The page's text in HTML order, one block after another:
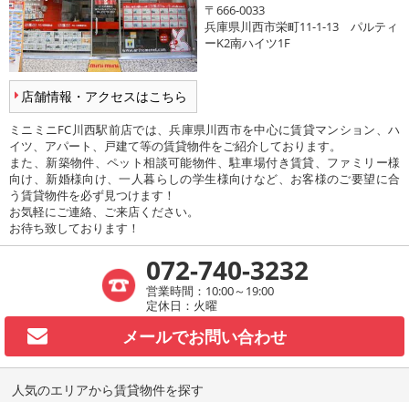
店舗情報・アクセスはこちら
〒666-0033
兵庫県川西市栄町11-1-13 パルティ
ーK2南ハイツ1F
ミニミニFC川西駅前店では、兵庫県川西市を中心に賃貸マンション、ハ
イツ、アパート、戸建て等の賃貸物件をご紹介しております。
また、新築物件、ペット相談可能物件、駐車場付き賃貸、ファミリー様
向け、新婚様向け、一人暮らしの学生様向けなど、お客様のご要望に合
う賃貸物件を必ず見つけます！
お気軽にご連絡、ご来店ください。
お待ち致しております！
072-740-3232
営業時間：10:00～19:00
定休日：火曜
メールでお問い合わせ
人気のエリアから賃貸物件を探す